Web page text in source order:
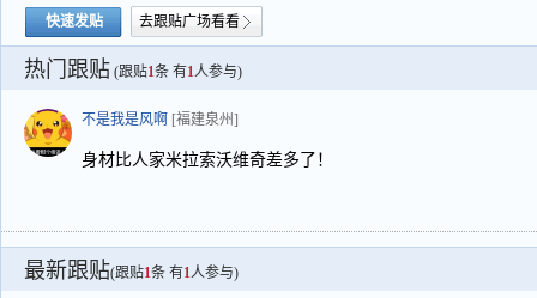
快速发贴 去跟贴广场看看
热门跟贴 (跟贴1条 有1人参与)
不是我是风啊 [福建泉州]
身材比人家米拉索沃维奇差多了！
最新跟贴(跟贴1条 有1人参与)